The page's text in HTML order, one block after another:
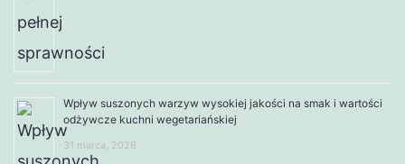
Wpływ suszonych warzyw wysokiej jakości na smak i wartości
odżywcze kuchni wegetariańskiej
31 marca, 2026